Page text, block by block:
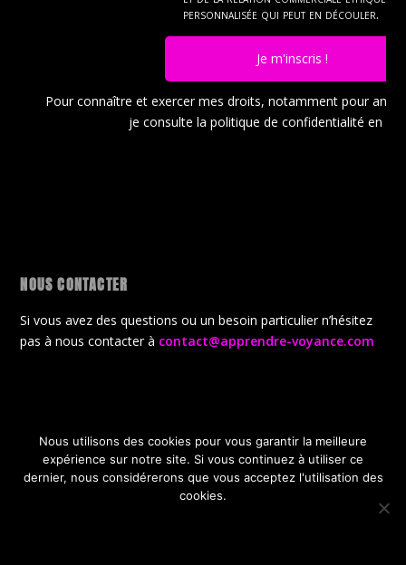
personnalisée qui peut en découler.
Je m'inscris !
Pour connaître et exercer mes droits, notamment pour
je consulte la politique de confidentialité en
NOUS CONTACTER
Si vous avez des questions ou un besoin particulier n’hésitez
pas à nous contacter à contact@apprendre-voyance.com
Conçu parElegant Themes| Propulsé par WordPress
CGV
Politique de confidentialité
Politique de gestion des cookies
Nous utilisons des cookies pour vous garantir la meilleure
expérience sur notre site. Si vous continuez à utiliser ce
dernier, nous considérerons que vous acceptez l'utilisation des
cookies.